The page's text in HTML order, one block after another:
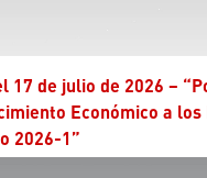
Económico a
2026-1”